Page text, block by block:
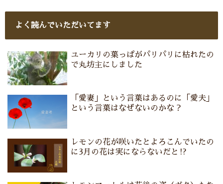
よく読んでいただいてます
ユーカリの葉っぱがパリパリに枯れたの
で丸坊主にしました
「愛妻」という言葉はあるのに「愛夫」
という言葉はなぜないのかな？
レモンの花が咲いたとよろこんでいたの
に3月の花は実にならないだと⁉